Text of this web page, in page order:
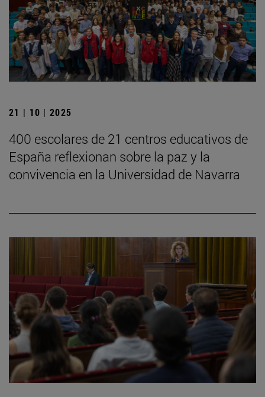
21 | 10 | 2025
400 escolares de 21 centros educativos de
España reflexionan sobre la paz y la
convivencia en la Universidad de Navarra